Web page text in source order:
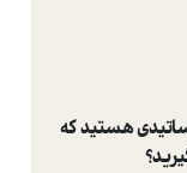
هستید که